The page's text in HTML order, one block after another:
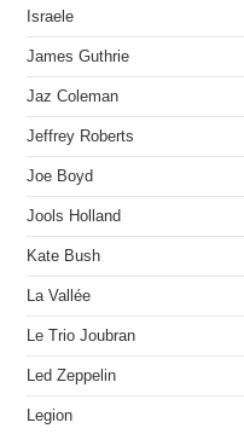
Israele
James Guthrie
Jaz Coleman
Jeffrey Roberts
Joe Boyd
Jools Holland
Kate Bush
La Vallée
Le Trio Joubran
Led Zeppelin
Legion